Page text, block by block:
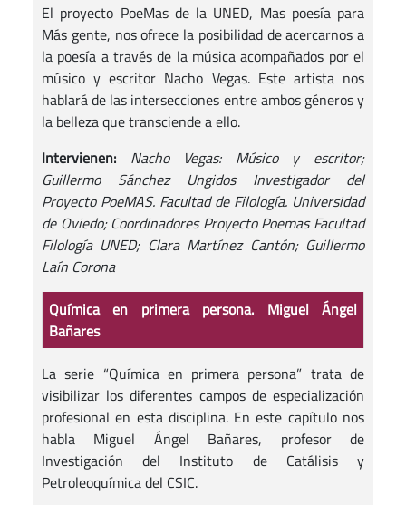
El proyecto PoeMas de la UNED, Mas poesía para
Más gente, nos ofrece la posibilidad de acercarnos a
la poesía a través de la música acompañados por el
músico y escritor Nacho Vegas. Este artista nos
hablará de las intersecciones entre ambos géneros y
la belleza que transciende a ello.
Intervienen: Nacho Vegas: Músico y escritor;
Guillermo Sánchez Ungidos Investigador del
Proyecto PoeMAS. Facultad de Filología. Universidad
de Oviedo; Coordinadores Proyecto Poemas Facultad
Filología UNED; Clara Martínez Cantón; Guillermo
Laín Corona
Química en primera persona. Miguel Ángel
Bañares
La serie “Química en primera persona” trata de
visibilizar los diferentes campos de especialización
profesional en esta disciplina. En este capítulo nos
habla Miguel Ángel Bañares, profesor de
Investigación del Instituto de Catálisis y
Petroleoquímica del CSIC.